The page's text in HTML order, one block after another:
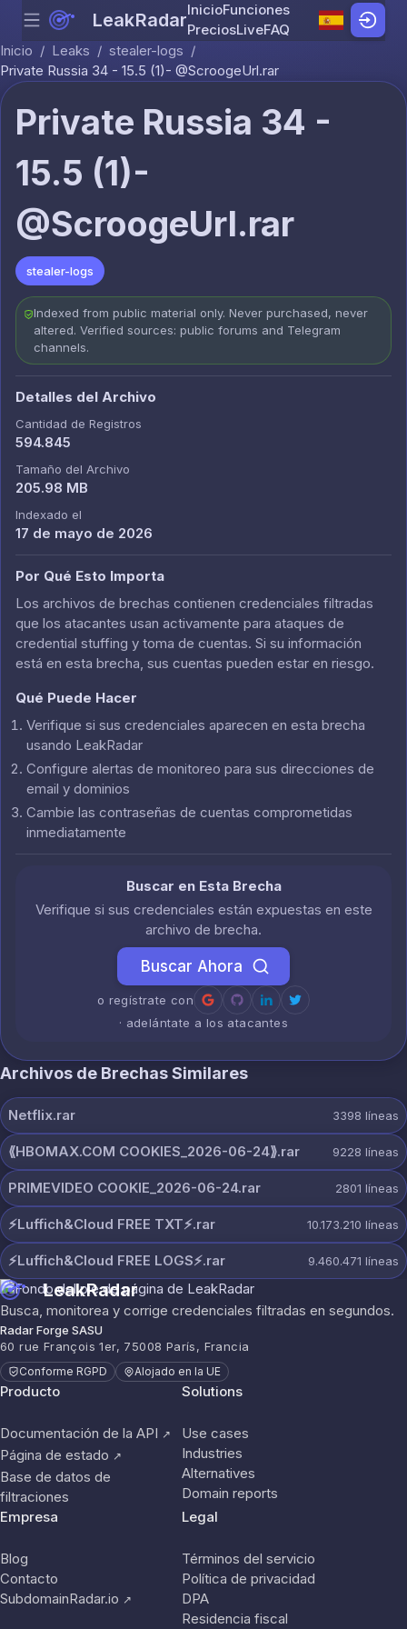
Skip to content
Menu LeakRadarInicioFunciones
PreciosLiveFAQ
Inicio / Leaks / stealer-logs /
Private Russia 34 - 15.5 (1)- @ScroogeUrl.rar
Private Russia 34 -
15.5 (1)-
@ScroogeUrl.rar
stealer-logs
Indexed from public material only. Never purchased, never
altered. Verified sources: public forums and Telegram
channels.
Detalles del Archivo
Cantidad de Registros
594.845
Tamaño del Archivo
205.98 MB
Indexado el
17 de mayo de 2026
Por Qué Esto Importa
Los archivos de brechas contienen credenciales filtradas
que los atacantes usan activamente para ataques de
credential stuffing y toma de cuentas. Si su información
está en esta brecha, sus cuentas pueden estar en riesgo.
Qué Puede Hacer
Verifique si sus credenciales aparecen en esta brecha
usando LeakRadar
Configure alertas de monitoreo para sus direcciones de
email y dominios
Cambie las contraseñas de cuentas comprometidas
inmediatamente
Buscar en Esta Brecha
Verifique si sus credenciales están expuestas en este
archivo de brecha.
Buscar Ahora
o regístrate con
· adelántate a los atacantes
Archivos de Brechas Similares
Netflix.rar 3398 líneas
⟪HBOMAX.COM COOKIES_2026-06-24⟫.rar 9228 líneas
PRIMEVIDEO COOKIE_2026-06-24.rar 2801 líneas
⚡️Luffich&Cloud FREE TXT⚡️.rar 10.173.210 líneas
⚡️Luffich&Cloud FREE LOGS⚡️.rar 9.460.471 líneas
LeakRadar
Busca, monitorea y corrige credenciales filtradas en segundos.
Radar Forge SASU
60 rue François 1er, 75008 París, Francia
Conforme RGPD Alojado en la UE
Producto
Documentación de la API ↗
Página de estado ↗
Base de datos de
filtraciones
Solutions
Use cases
Industries
Alternatives
Domain reports
Empresa
Blog
Contacto
SubdomainRadar.io ↗
Legal
Términos del servicio
Política de privacidad
DPA
Residencia fiscal